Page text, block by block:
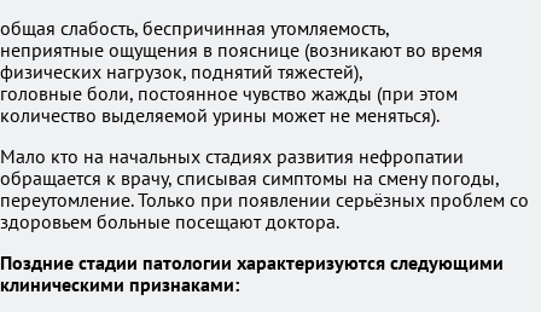
общая слабость, беспричинная утомляемость,
неприятные ощущения в пояснице (возникают во время
физических нагрузок, поднятий тяжестей),
головные боли, постоянное чувство жажды (при этом
количество выделяемой урины может не меняться).
Мало кто на начальных стадиях развития нефропатии
обращается к врачу, списывая симптомы на смену погоды,
переутомление. Только при появлении серьёзных проблем со
здоровьем больные посещают доктора.
Поздние стадии патологии характеризуются следующими
клиническими признаками: